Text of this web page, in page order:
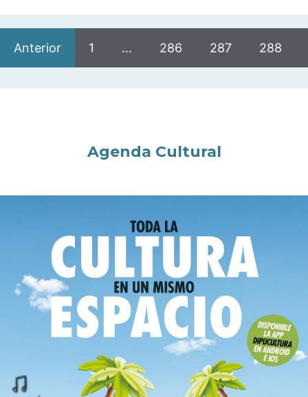
Anterior 1 … 286 287 288
Agenda Cultural